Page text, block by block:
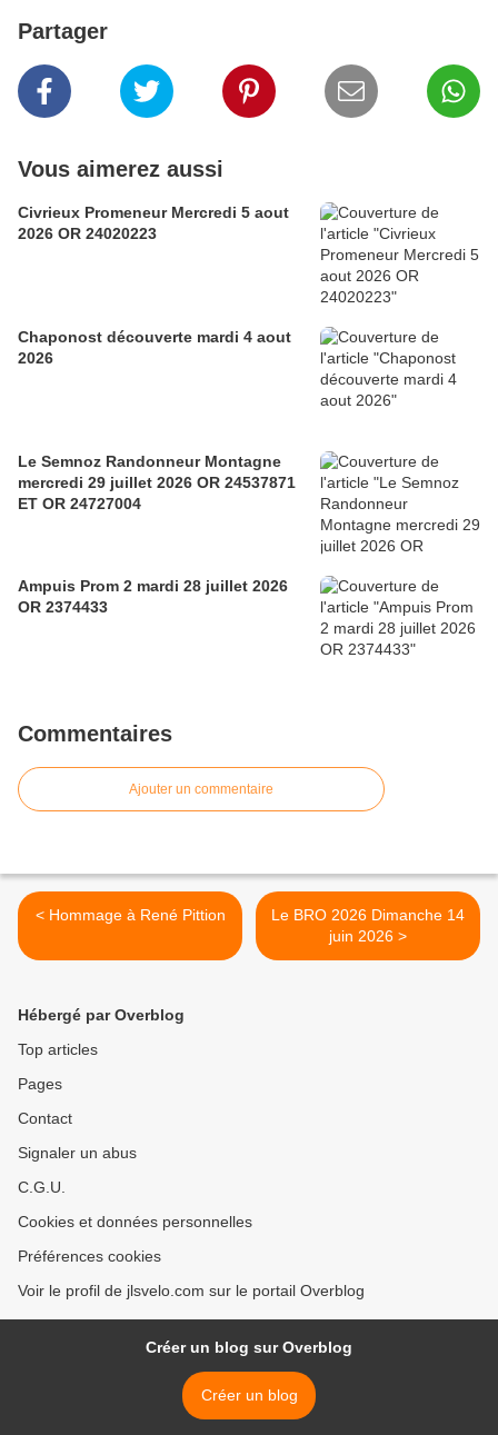
Partager
Vous aimerez aussi
Civrieux Promeneur Mercredi 5 aout
2026 OR 24020223
Chaponost découverte mardi 4 aout
2026
Le Semnoz Randonneur Montagne
mercredi 29 juillet 2026 OR 24537871
ET OR 24727004
Ampuis Prom 2 mardi 28 juillet 2026
OR 2374433
Commentaires
Ajouter un commentaire
< Hommage à René Pittion
Le BRO 2026 Dimanche 14
juin 2026 >
Hébergé par Overblog
Top articles
Pages
Contact
Signaler un abus
C.G.U.
Cookies et données personnelles
Préférences cookies
Voir le profil de jlsvelo.com sur le portail Overblog
Créer un blog sur Overblog
Créer un blog